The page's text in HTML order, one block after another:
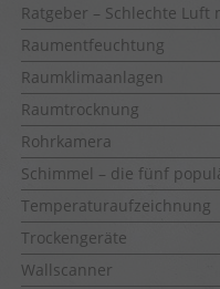
Ratgeber – Schlechte Luft
Raumentfeuchtung
Raumklimaanlagen
Raumtrocknung
Rohrkamera
Schimmel – die fünf
Temperaturaufzeichnung
Trockengeräte
Wallscanner